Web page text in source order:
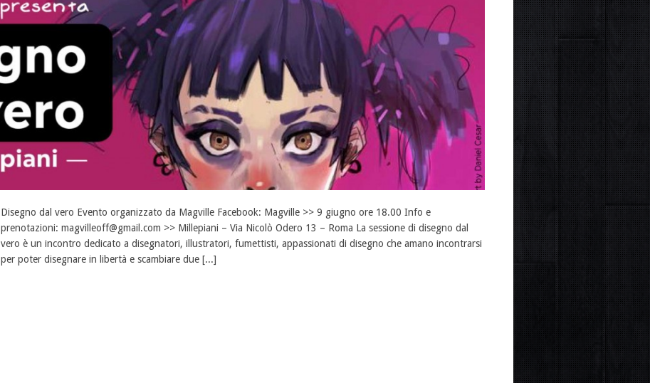
Disegno dal vero Evento organizzato da Magville Facebook: Magville >> 9 giugno ore 18.00 Info e
prenotazioni: magvilleoff@gmail.com >> Millepiani – Via Nicolò Odero 13 – Roma La sessione di disegno dal
vero è un incontro dedicato a disegnatori, illustratori, fumettisti, appassionati di disegno che amano incontrarsi
per poter disegnare in libertà e scambiare due [...]